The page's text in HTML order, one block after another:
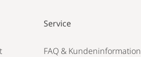
Service
FAQ & Kundeninformation